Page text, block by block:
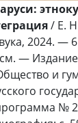
/ Е.
2024. —
—
и
№ 2